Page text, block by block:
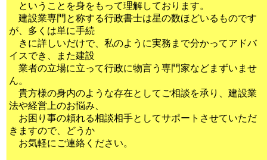
ということを身をもって理解しております。
建設業専門と称する行政書士は星の数ほどいるものです
が、多くは単に手続
きに詳しいだけで、私のように実務まで分かってアドバ
イスでき、また建設
業者の立場に立って行政に物言う専門家などまずいませ
ん。
貴方様の身内のような存在としてご相談を承り、建設業
法や経営上のお悩み、
お困り事の頼れる相談相手としてサポートさせていただ
きますので、どうか
お気軽にご連絡ください。